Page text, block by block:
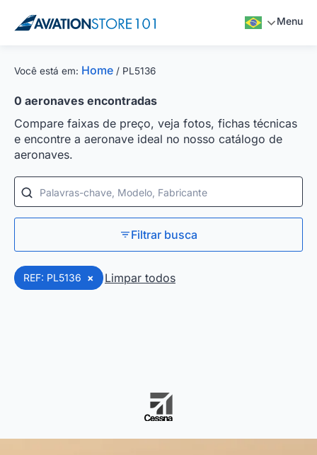
Menu
Você está em: Home / PL5136
0 aeronaves encontradas
Compare faixas de preço, veja fotos, fichas técnicas
e encontre a aeronave ideal no nosso catálogo de
aeronaves.
Palavras-chave, Modelo, Fabricante
Filtrar busca
REF: PL5136 × Limpar todos